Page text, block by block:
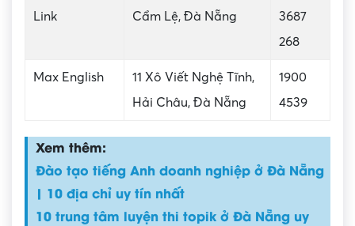
Link
Cẩm Lệ, Đà Nẵng
3687
268
Max English
11 Xô Viết Nghệ Tĩnh,
Hải Châu, Đà Nẵng
1900
4539
Xem thêm:
Đào tạo tiếng Anh doanh nghiệp ở Đà Nẵng
| 10 địa chỉ uy tín nhất
10 trung tâm luyện thi topik ở Đà Nẵng uy